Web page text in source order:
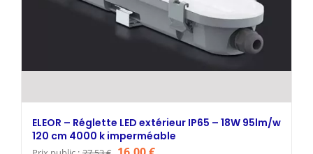
ELEOR – Réglette LED extérieur IP65 – 18W 95lm/w
120 cm 4000 k imperméable